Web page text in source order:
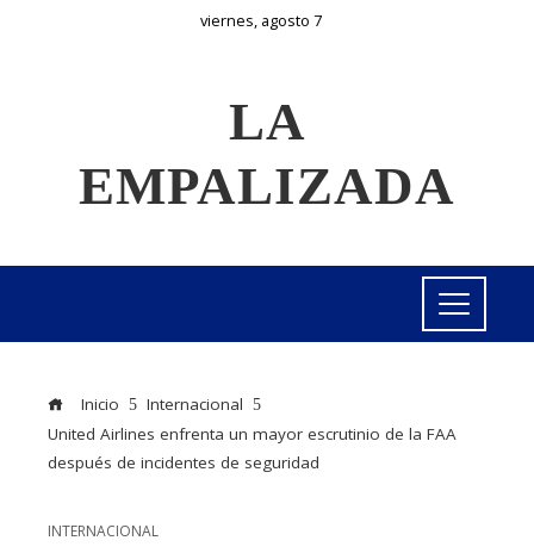
viernes, agosto 7
LA
EMPALIZADA
Inicio
Internacional
United Airlines enfrenta un mayor escrutinio de la FAA
después de incidentes de seguridad
INTERNACIONAL